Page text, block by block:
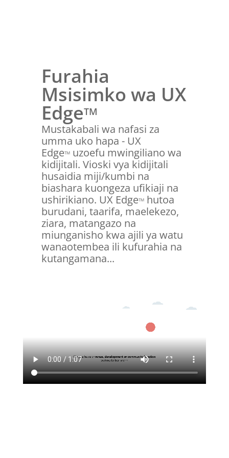
Furahia
Msisimko wa UX
EdgeTM
Mustakabali wa nafasi za
umma uko hapa - UX
EdgeTMuzoefu mwingiliano wa
kidijitali. Vioski vya kidijitali
husaidia miji/kumbi na
biashara kuongeza ufikiaji na
ushirikiano. UX EdgeTMhutoa
burudani, taarifa, maelekezo,
ziara, matangazo na
miunganisho kwa ajili ya watu
wanaotembea ili kufurahia na
kutangamana...